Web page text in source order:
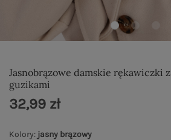
Jasnobrązowe damskie rękawiczki z
guzikami
Kolory: jasny brązowy
32,99 zł